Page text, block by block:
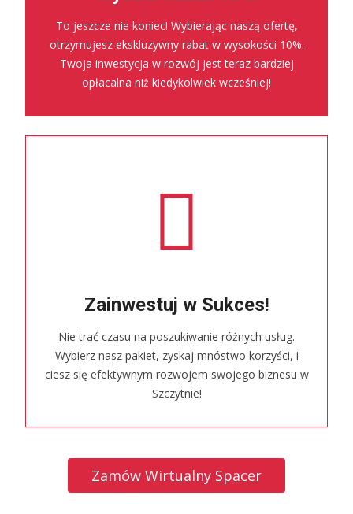
To jeszcze nie koniec! Wybierając naszą ofertę,
otrzymujesz ekskluzywny rabat w wysokości 10%.
Twoja inwestycja w rozwój jest teraz bardziej
opłacalna niż kiedykolwiek wcześniej!
Zainwestuj w Sukces!
Nie trać czasu na poszukiwanie różnych usług.
Wybierz nasz pakiet, zyskaj mnóstwo korzyści, i
ciesz się efektywnym rozwojem swojego biznesu w
Szczytnie!
Zamów Wirtualny Spacer